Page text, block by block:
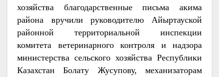
хозяйства благодарственные письма акима
района вручили руководителю Айыртауской
районной территориальной инспекции
комитета ветеринарного контроля и надзора
министерства сельского хозяйства Республики
Казахстан Болату Жусупову, механизаторам